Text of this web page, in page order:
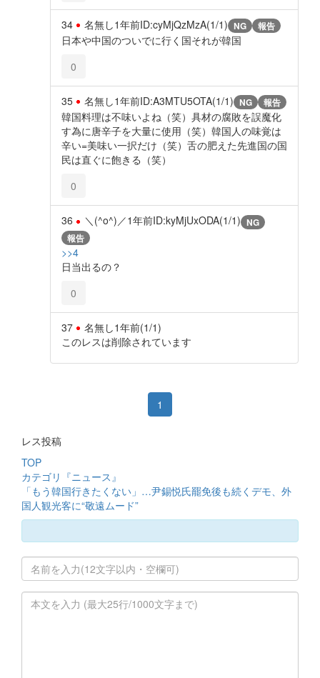
34 名無し1年前ID:cyMjQzMzA(1/1) NG 報告
日本や中国のついでに行く国それが韓国
0
35 名無し1年前ID:A3MTU5OTA(1/1) NG 報告
韓国料理は不味いよね（笑）具材の腐敗を誤魔化
す為に唐辛子を大量に使用（笑）韓国人の味覚は
辛い=美味い一択だけ（笑）舌の肥えた先進国の国
民は直ぐに飽きる（笑）
0
36 ＼(^o^)／1年前ID:kyMjUxODA(1/1) NG
報告
>>4
日当出るの？
0
37 名無し1年前(1/1)
このレスは削除されています
1
レス投稿
TOP
カテゴリ『ニュース』
「もう韓国行きたくない」…尹錫悦氏罷免後も続くデモ、外
国人観光客に“敬遠ムード”